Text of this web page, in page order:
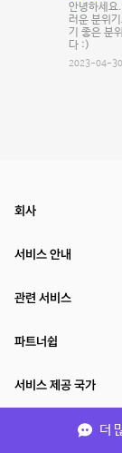
안녕하세요
러운 분위
기 좋은 분
다 :)
2023-04-
더
회사
서비스 안내
관련 서비스
파트너쉽
서비스 제공 국가